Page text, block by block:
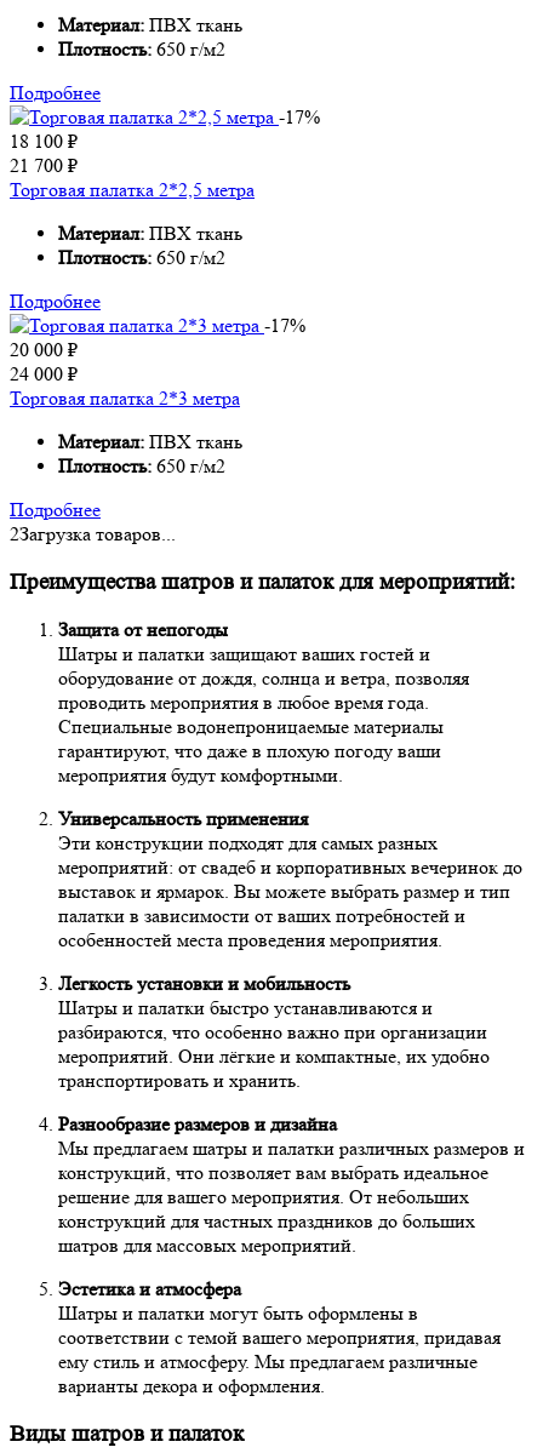
Материал: ПВХ ткань
Плотность: 650 г/м2
Подробнее
-17%
18 100 ₽
21 700 ₽
Торговая палатка 2*2,5 метра
Материал: ПВХ ткань
Плотность: 650 г/м2
Подробнее
-17%
20 000 ₽
24 000 ₽
Торговая палатка 2*3 метра
Материал: ПВХ ткань
Плотность: 650 г/м2
Подробнее
2Загрузка товаров...
Преимущества шатров и палаток для мероприятий:
Защита от непогоды
Шатры и палатки защищают ваших гостей и
оборудование от дождя, солнца и ветра, позволяя
проводить мероприятия в любое время года.
Специальные водонепроницаемые материалы
гарантируют, что даже в плохую погоду ваши
мероприятия будут комфортными.
Универсальность применения
Эти конструкции подходят для самых разных
мероприятий: от свадеб и корпоративных вечеринок до
выставок и ярмарок. Вы можете выбрать размер и тип
палатки в зависимости от ваших потребностей и
особенностей места проведения мероприятия.
Легкость установки и мобильность
Шатры и палатки быстро устанавливаются и
разбираются, что особенно важно при организации
мероприятий. Они лёгкие и компактные, их удобно
транспортировать и хранить.
Разнообразие размеров и дизайна
Мы предлагаем шатры и палатки различных размеров и
конструкций, что позволяет вам выбрать идеальное
решение для вашего мероприятия. От небольших
конструкций для частных праздников до больших
шатров для массовых мероприятий.
Эстетика и атмосфера
Шатры и палатки могут быть оформлены в
соответствии с темой вашего мероприятия, придавая
ему стиль и атмосферу. Мы предлагаем различные
варианты декора и оформления.
Виды шатров и палаток